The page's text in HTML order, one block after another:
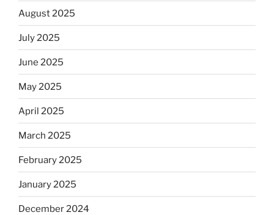
August 2025
July 2025
June 2025
May 2025
April 2025
March 2025
February 2025
January 2025
December 2024